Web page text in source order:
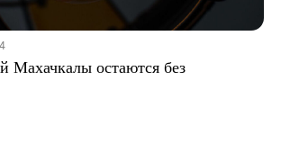
Махачкалы остаются без